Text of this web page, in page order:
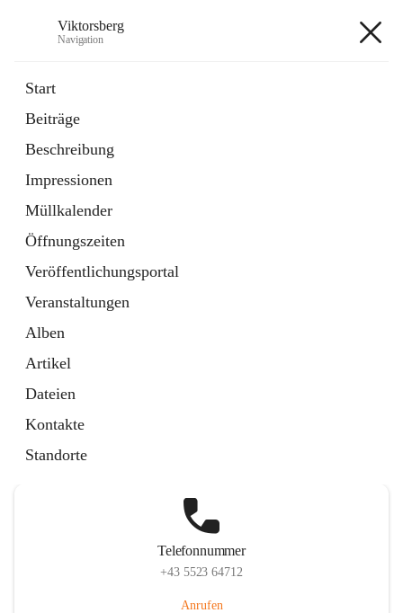
Viktorsberg
Navigation
Start
Beiträge
Beschreibung
Impressionen
Müllkalender
Öffnungszeiten
Veröffentlichungsportal
Veranstaltungen
Alben
Artikel
Dateien
Kontakte
Standorte
1 Schnellzugriff
Bürgerservice
10 Schnellzugriffe
Telefonnummer
+43 5523 64712
Anrufen